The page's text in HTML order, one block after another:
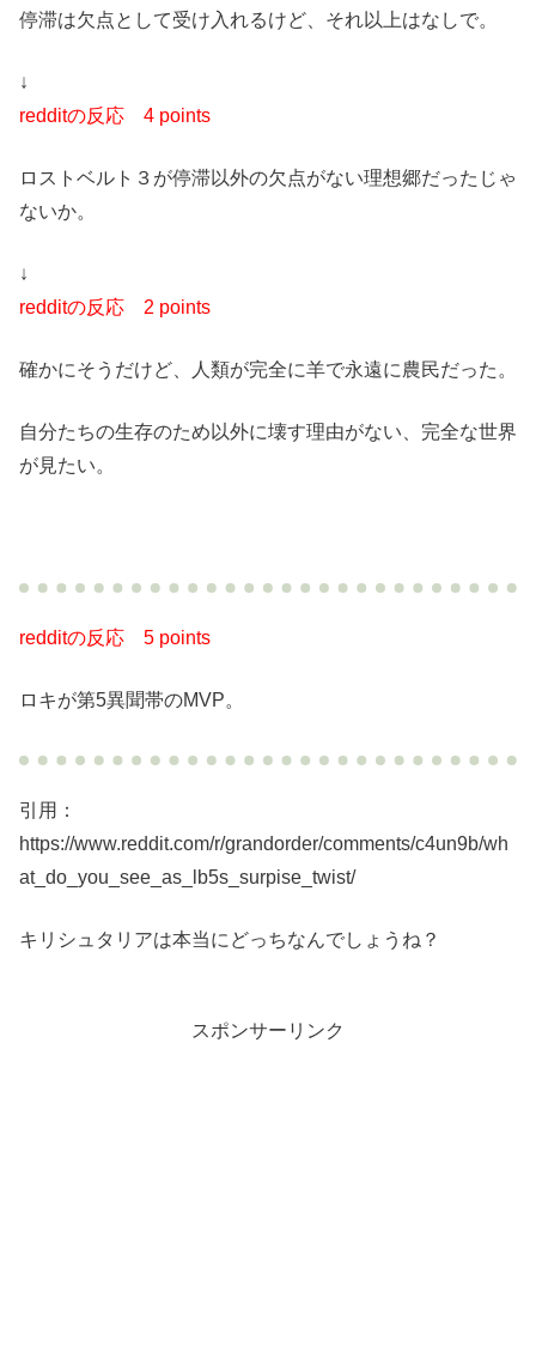
停滞は欠点として受け入れるけど、それ以上はなしで。
↓
redditの反応 4 points
ロストベルト３が停滞以外の欠点がない理想郷だったじゃ
ないか。
↓
redditの反応 2 points
確かにそうだけど、人類が完全に羊で永遠に農民だった。
自分たちの生存のため以外に壊す理由がない、完全な世界
が見たい。
redditの反応 5 points
ロキが第5異聞帯のMVP。
引用：
https://www.reddit.com/r/grandorder/comments/c4un9b/wh
at_do_you_see_as_lb5s_surpise_twist/
キリシュタリアは本当にどっちなんでしょうね？
スポンサーリンク